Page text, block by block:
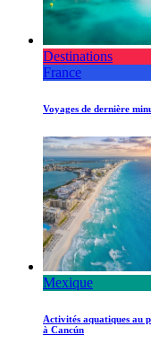
Destinations
France
Voyages de dernière
Mexique
Activités aquatiques au
à Cancún